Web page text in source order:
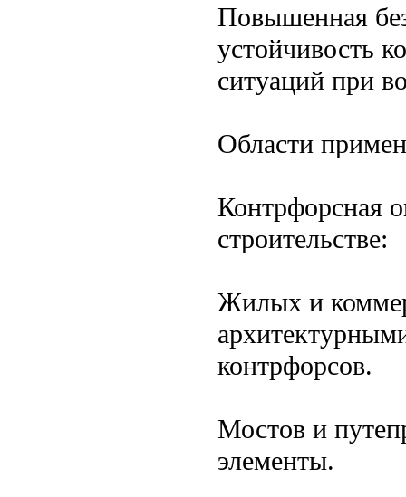
Повышенная
устойчивость
ситуаций при
Области
Контрфорсная
строительстве:
Жилых и
контрфорсов.
Мостов и
элементы.